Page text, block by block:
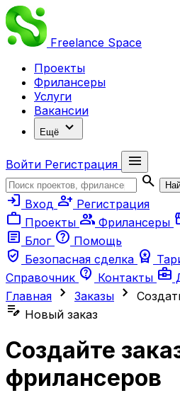
Freelance Space
Проекты
Фрилансеры
Услуги
Вакансии
Ещё expand_more
Войти Регистрация
menu
search
login Вход person_add Регистрация
work Проекты group Фрилансеры
article Блог help Помощь
verified_user Безопасная сделка workspace_premium
Справочник contact_support Контакты business_center
Главная chevron_right Заказы chevron_right
edit_note Новый заказ
Создайте
фрилансеров